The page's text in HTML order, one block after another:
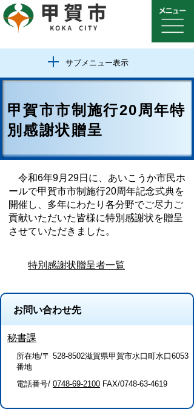
サブメニュー表示
甲賀市市制施行20周年特
別感謝状贈呈
令和6年9月29日に、あいこうか市民ホ
ールで甲賀市市制施行20周年記念式典を
開催し、多年にわたり各分野でご尽力ご
貢献いただいた皆様に特別感謝状を贈呈
させていただきました。
特別感謝状贈呈者一覧
お問い合わせ先
秘書課
所在地/〒 528-8502滋賀県甲賀市水口町水口6053
番地
電話番号/ 0748-69-2100 FAX/0748-63-4619